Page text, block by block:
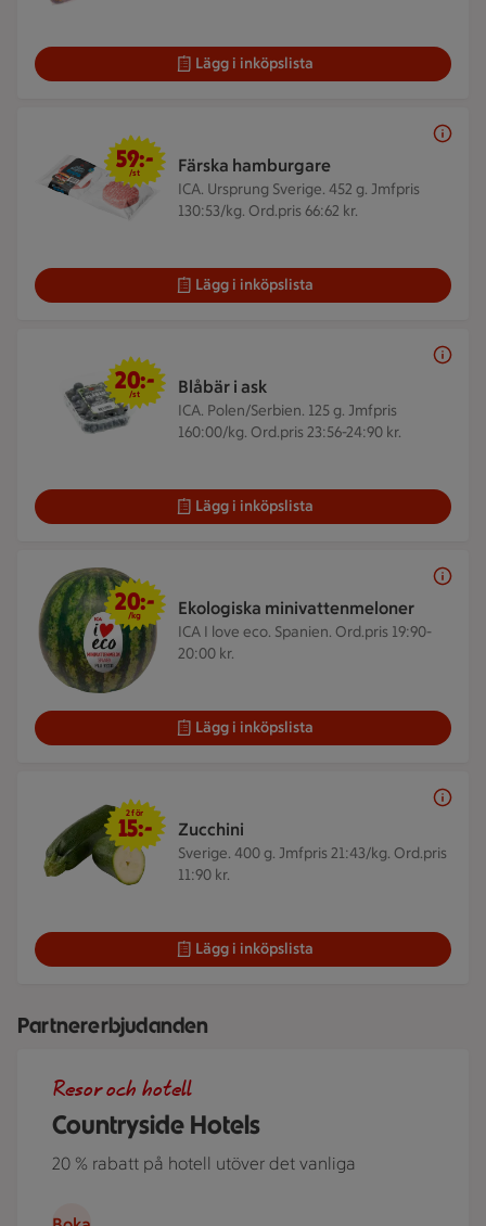
Lägg i inköpslista
Färska hamburgare
ICA. Ursprung Sverige. 452 g. Jmfpris
130:53/kg. Ord.pris 66:62 kr.
59 kr/st
59:-
/st
Lägg i inköpslista
Blåbär i ask
ICA. Polen/Serbien. 125 g. Jmfpris
160:00/kg. Ord.pris 23:56-24:90 kr.
20 kr/st
20:-
/st
Lägg i inköpslista
Ekologiska minivattenmeloner
ICA I love eco. Spanien. Ord.pris 19:90-
20:00 kr.
20 kr/kg
20:-
/kg
Lägg i inköpslista
Zucchini
Sverige. 400 g. Jmfpris 21:43/kg. Ord.pris
11:90 kr.
2 för 15 kr
2 för
15:-
Lägg i inköpslista
Partnererbjudanden
Countryside Hotels
Resor och hotell
20 % rabatt på hotell utöver det vanliga